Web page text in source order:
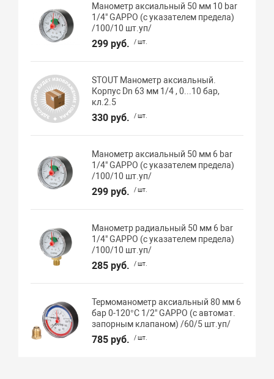
Манометр аксиальный 50 мм 10 bar
1/4" GAPPO (с указателем предела)
/100/10 шт.уп/
299 руб. / шт.
STOUT Манометр аксиальный.
Корпус Dn 63 мм 1/4 , 0...10 бар,
кл.2.5
330 руб. / шт.
Манометр аксиальный 50 мм 6 bar
1/4" GAPPO (с указателем предела)
/100/10 шт.уп/
299 руб. / шт.
Манометр радиальный 50 мм 6 bar
1/4" GAPPO (с указателем предела)
/100/10 шт.уп/
285 руб. / шт.
Термоманометр аксиальный 80 мм 6
бар 0-120°C 1/2" GAPPO (с автомат.
запорным клапаном) /60/5 шт.уп/
785 руб. / шт.